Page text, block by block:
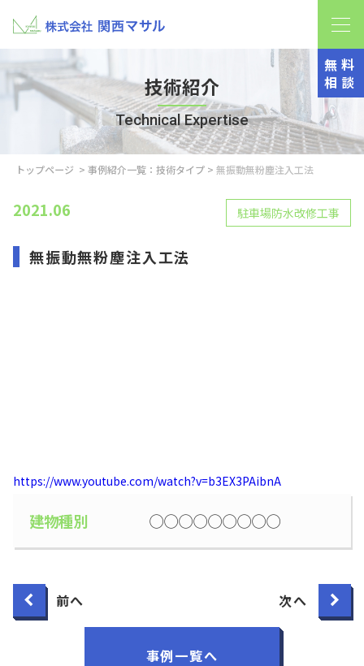
無料
相談
技術紹介
Technical Expertise
トップページ > 事例紹介一覧：技術タイプ > 無振動無粉塵注入工法
2021.06 駐車場防水改修工事
無振動無粉塵注入工法
https://www.youtube.com/watch?v=b3EX3PAibnA
建物種別 ◯◯◯◯◯◯◯◯◯
前へ
事例一覧へ
次へ